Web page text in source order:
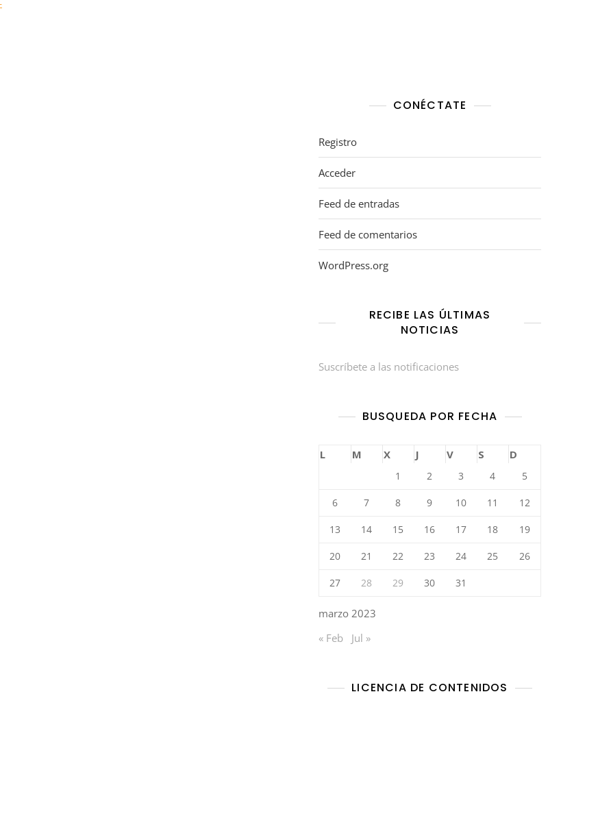
CONÉCTATE
Registro
Acceder
Feed de entradas
Feed de comentarios
WordPress.org
RECIBE LAS ÚLTIMAS
NOTICIAS
Suscríbete a las notificaciones
BUSQUEDA POR FECHA
marzo 2023
L M X J V S D
1 2 3 4 5
6 7 8 9 10 11 12
13 14 15 16 17 18 19
20 21 22 23 24 25 26
27 28 29 30 31
« Feb Jul »
LICENCIA DE CONTENIDOS